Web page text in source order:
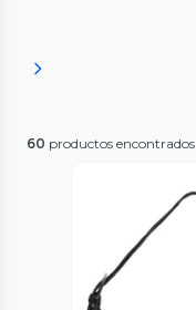
60 productos encontrados